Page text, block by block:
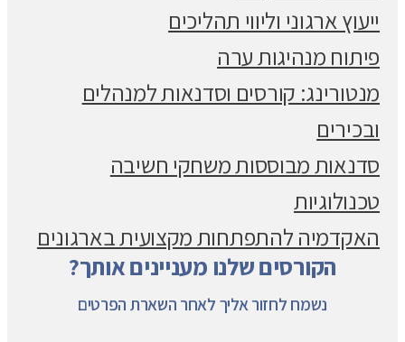
ייעוץ ארגוני וליווי תהליכים
פיתוח מנהיגות ערה
מנטורינג: קורסים וסדנאות למנהלים
ובכירים
סדנאות מבוססות משחקי חשיבה
טכנולוגיות
האקדמיה להתפתחות מקצועית בארגונים
הקורסים שלנו מעניינים אותך?
נשמח לחזור אליך לאחר השארת הפרטים